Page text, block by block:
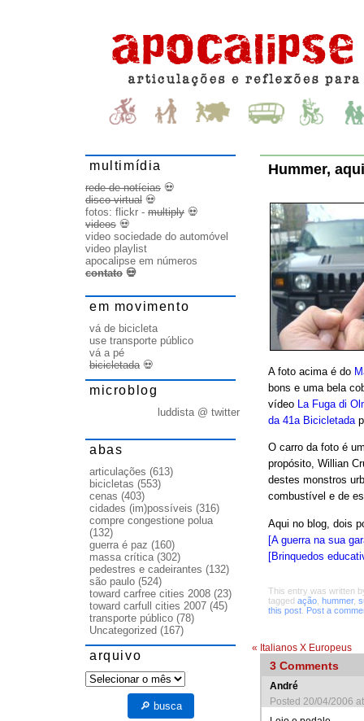
Hummer,
A foto acima é do
bons e uma bela
vídeo
La Fuga di
da 41a Bicicletada
O carro da foto é
propósito, Willian
destes monstros
combustível e de
Aqui no blog, dois
[A guerra na sua
[Brinquedos
This entry was written
tagged ação hummer,
this post Post a
« Italianos X Europeus
3 Comments
André
Posted 20/04/2006
multimídia
rede de notícias 💀
disco virtual 💀
fotos: flickr - multiply 💀
videos 💀
video sociedade do automóvel
video playlist
apocalipse em números
contato 💀
em movimento
vá de bicicleta
use transporte público
vá a pé
bicicletada💀
microblog
luddista @ twitter
abas
articulações (613)
bicicletas (553)
cenas (403)
cidades (im)possíveis (316)
compre congestione polua
(132)
guerra é paz (160)
massa crítica(302)
pedestres e cadeirantes (132)
são paulo (524)
toward carfree cities 2008 (23)
toward carfull cities 2007 (45)
transporte público (78)
Uncategorized (167)
arquivo
arquivo
🔎 busca